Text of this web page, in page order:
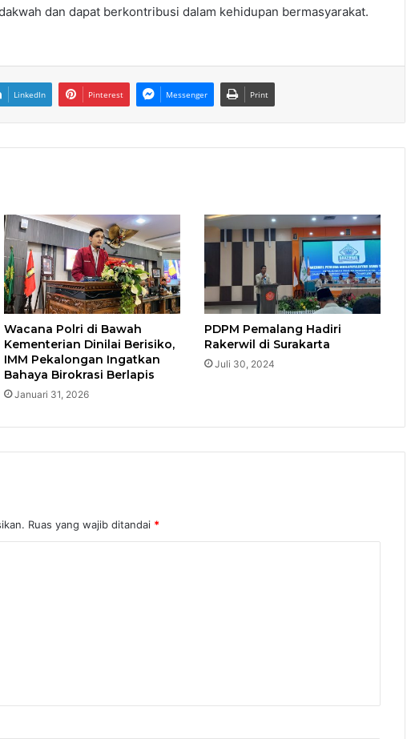
dan dapat berkontribusi dalam kehidupan bermasyarakat.
LinkedIn Pinterest Messenger Print
Wacana Polri di Bawah
Kementerian Dinilai Berisiko,
IMM Pekalongan Ingatkan
Bahaya Birokrasi Berlapis
Januari 31, 2026
PDPM Pemalang Hadiri
Rakerwil di Surakarta
Juli 30, 2024
Ruas yang wajib ditandai *